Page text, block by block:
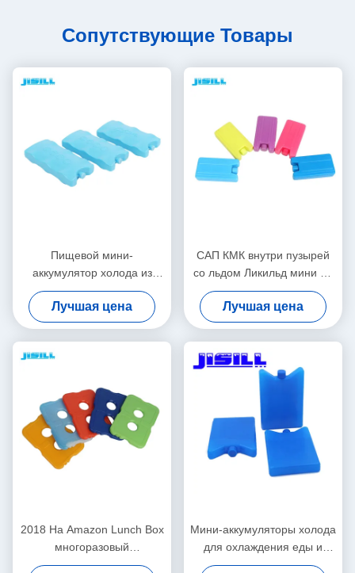
Сопутствующие Товары
Пищевой мини-
аккумулятор холода из
HDPE, настраиваемый по
форме/цвету/размеру/
печати/упаковке, доставка
15-20 дней
Лучшая цена
САП КМК внутри пузырей
со льдом Ликильд мини на
дети 10,8 * 5,8 * 2км
Лучшая цена
2018 На Amazon Lunch Box
многоразовый
прохладитель пищевого
Мини-аккумуляторы холода
для охлаждения еды и
напитков в ланч-боксах, на